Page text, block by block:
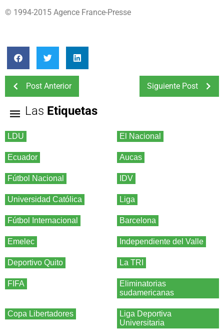
© 1994-2015 Agence France-Presse
Post Anterior Siguiente Post
Las Etiquetas
LDU El Nacional
Ecuador Aucas
Fútbol Nacional IDV
Universidad Católica Liga
Fútbol Internacional Barcelona
Emelec Independiente del Valle
Deportivo Quito La TRI
FIFA
Eliminatorias
sudamericanas
Copa Libertadores
Liga Deportiva
Universitaria